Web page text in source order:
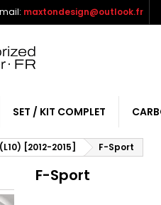
maxtondesign@outlook.fr
SET / KIT COMPLET
[2012-2015] F-Sport
F-Sport